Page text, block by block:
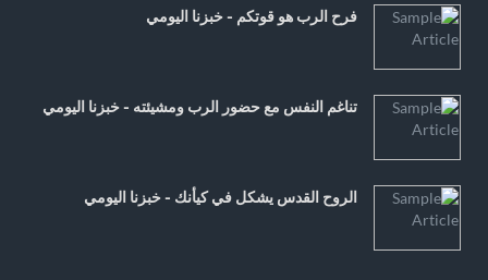
فرح الرب هو قوتكم - خبزنا اليومي
تناغم النفس مع حضور الرب ومشيئته - خبزنا اليومي
الروح القدس يشكل في كيأنك - خبزنا اليومي